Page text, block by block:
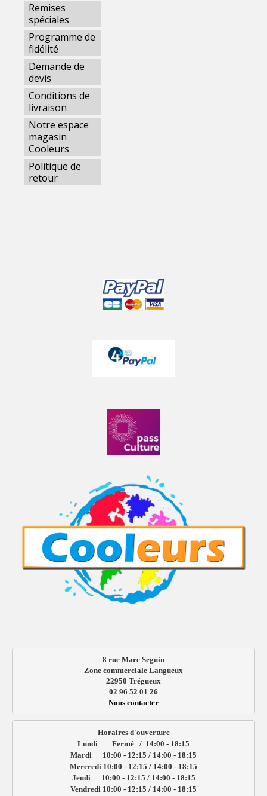
Remises
spéciales
Programme de
fidélité
Demande de
devis
Conditions de
livraison
Notre espace
magasin
Cooleurs
Politique de
retour
8 rue Marc Seguin
Zone commerciale Langueux
22950 Trégueux
02 96 52 01 26
Nous contacter
Horaires d'ouverture
Lundi        Fermé   /  14:00 - 18:15
Mardi      10:00 - 12:15 / 14:00 - 18:15
Mercredi 10:00 - 12:15 / 14:00 - 18:15
Jeudi      10:00 - 12:15 / 14:00 - 18:15
Vendredi 10:00 - 12:15 / 14:00 - 18:15